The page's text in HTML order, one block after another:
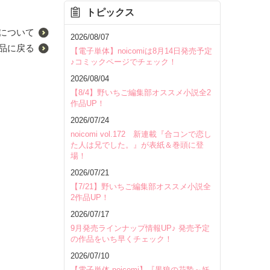
ついて
に戻る
トピックス
2026/08/07
【電子単体】noicomiは8月14日発売予定
♪コミックページでチェック！
2026/08/04
【8/4】野いちご編集部オススメ小説全2
作品UP！
2026/07/24
noicomi vol.172 新連載『合コンで恋し
た人は兄でした。』が表紙＆巻頭に登
場！
2026/07/21
【7/21】野いちご編集部オススメ小説全
2作品UP！
2026/07/17
9月発売ラインナップ情報UP♪ 発売予定
の作品をいち早くチェック！
2026/07/10